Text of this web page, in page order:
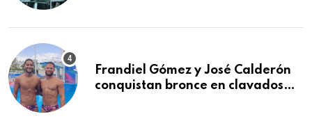
Frandiel Gómez y José Calderón
conquistan bronce en clavados